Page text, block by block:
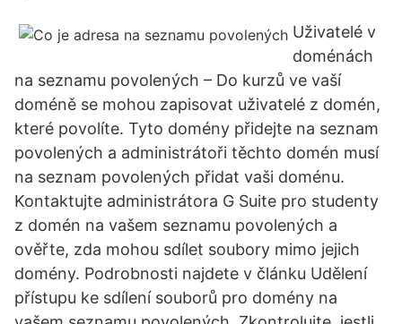
Uživatelé v
doménách
na seznamu povolených – Do kurzů ve vaší
doméně se mohou zapisovat uživatelé z domén,
které povolíte. Tyto domény přidejte na seznam
povolených a administrátoři těchto domén musí
na seznam povolených přidat vaši doménu.
Kontaktujte administrátora G Suite pro studenty
z domén na vašem seznamu povolených a
ověřte, zda mohou sdílet soubory mimo jejich
domény. Podrobnosti najdete v článku Udělení
přístupu ke sdílení souborů pro domény na